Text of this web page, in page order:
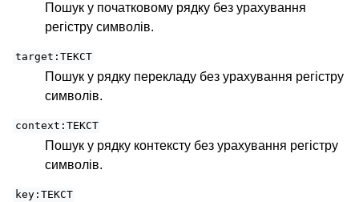
Пошук у початковому рядку без урахування
регістру символів.
target:ТЕКСТ
Пошук у рядку перекладу без урахування регістру
символів.
context:ТЕКСТ
Пошук у рядку контексту без урахування регістру
символів.
key:ТЕКСТ